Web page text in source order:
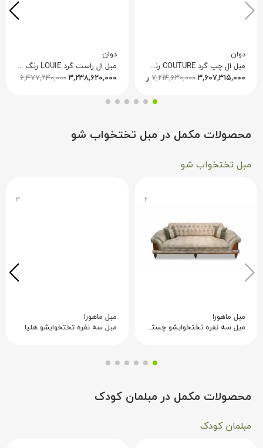
دوان
مبل ال چپ گرد COUTURE رنگ قهوه ای 668666
۷,۲۱۴,۶۳۰,۰۰۰ ۳,۶۰۷,۳۱۵,۰۰۰ ریال
دوان
مبل ال راست گرد LOUIE رنگ صورتی 640645
۶,۴۷۷,۲۴۰,۰۰۰ ۳,۲۳۸,۶۲۰,۰۰۰
محصولات مکمل در مبل تختخواب شو
مبل تختخواب شو
۲
مبل ماهورا
مبل سه نفره تختخوابشو چستر آراد
۳
مبل ماهورا
مبل سه نفره تختخوابشو هلیا
محصولات مکمل در مبلمان کودک
مبلمان کودک